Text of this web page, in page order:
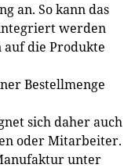
an. So kann das
werden
auf die Produkte
Bestellmenge
sich daher auch
oder Mitarbeiter.
unter